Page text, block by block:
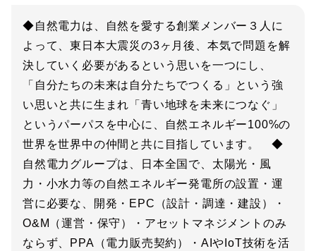
◆自然電力は、自然を愛する創業メンバー３人に
よって、東日本大震災の3ヶ月後、本気で問題を解
決していく必要があるという思いを一つにし、
「自分たちの未来は自分たちでつくる」という強
い思いと共に生まれ「青い地球を未来につなぐ」
というパーパスを中心に、自然エネルギー100%の
世界を世界中の仲間と共に目指しています。 ◆
自然電力グループは、日本全国で、太陽光・風
力・小水力等の自然エネルギー発電所の設置・運
営に必要な、開発・EPC（設計・調達・建設）・
O&M（運営・保守）・アセットマネジメントのみ
ならず、PPA（電力販売契約）・AIやIoT技術を活